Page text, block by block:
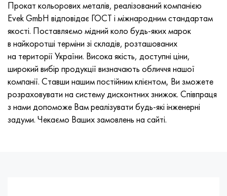
Прокат кольорових металів, реалізований компанією
Evek GmbH відповідає ГОСТ і міжнародним стандартам
якості. Поставляємо мідний коло будь-яких марок
в найкоротші терміни зі складів, розташованих
на території України. Висока якість, доступні ціни,
широкий вибір продукції визначають обличчя нашої
компанії. Ставши нашим постійним клієнтом, Ви зможете
розраховувати на систему дисконтних знижок. Співпраця
з нами допоможе Вам реалізувати будь-які інженерні
задуми. Чекаємо Ваших замовлень на сайті.
Haynes 25
Хайнс 188
Haynes 230
Хастеллой b2
Хастеллой b3
Сustom 450® - uns S45000
Greek Ascoloy 418
Труба корозійно-стійка
65Х13
90Х18МФ
95Х18
40хн2ма, 34CrNiMo4, 36hnm
38ХС, 37hs
38ХА, 37Cr4, aisi 5135
38ХН3МФА, 35nicrmov12-5
40Г, 40Mn4, aisi 1035